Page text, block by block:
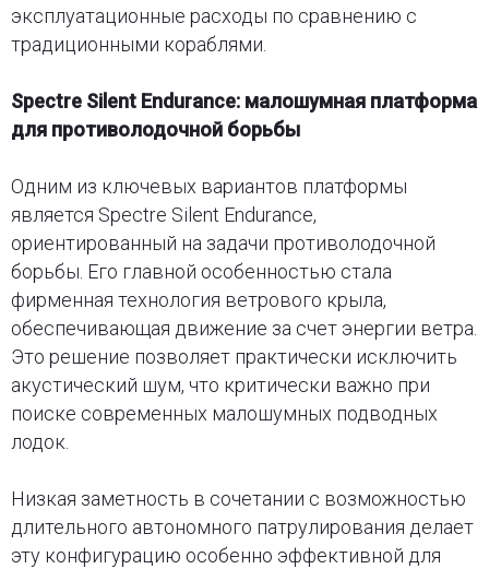
эксплуатационные расходы по сравнению с
традиционными кораблями.
Spectre Silent Endurance: малошумная платформа
для противолодочной борьбы
Одним из ключевых вариантов платформы
является Spectre Silent Endurance,
ориентированный на задачи противолодочной
борьбы. Его главной особенностью стала
фирменная технология ветрового крыла,
обеспечивающая движение за счет энергии ветра.
Это решение позволяет практически исключить
акустический шум, что критически важно при
поиске современных малошумных подводных
лодок.
Низкая заметность в сочетании с возможностью
длительного автономного патрулирования делает
эту конфигурацию особенно эффективной для